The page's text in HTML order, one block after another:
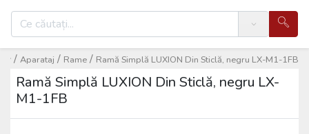
Search
Ramă Simplă LUXION Din Sticlă, negru LX-M1-1FB
/
Rame
/
Aparataj
/
Ramă Simplă LUXION Din Sticlă, negru LX-
M1-1FB